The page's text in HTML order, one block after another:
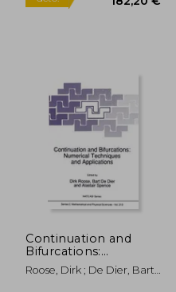
Continuation and
Bifurcations:
Numerical Techniques
and Applications (en
Roose, Dirk ; De Dier, Bart ;